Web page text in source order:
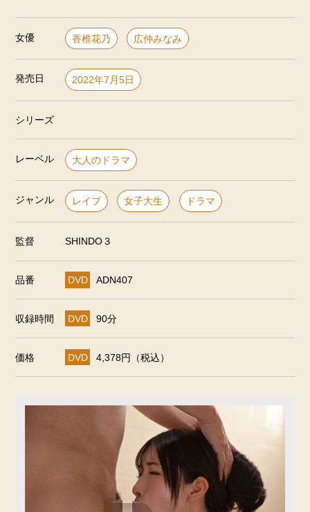
女優 香椎花乃 広仲みなみ
発売日 2022年7月5日
シリーズ
レーベル 大人のドラマ
ジャンル レイプ 女子大生 ドラマ
監督 SHINDO３
品番 DVD ADN407
収録時間 DVD 90分
価格 DVD 4,378円（税込）